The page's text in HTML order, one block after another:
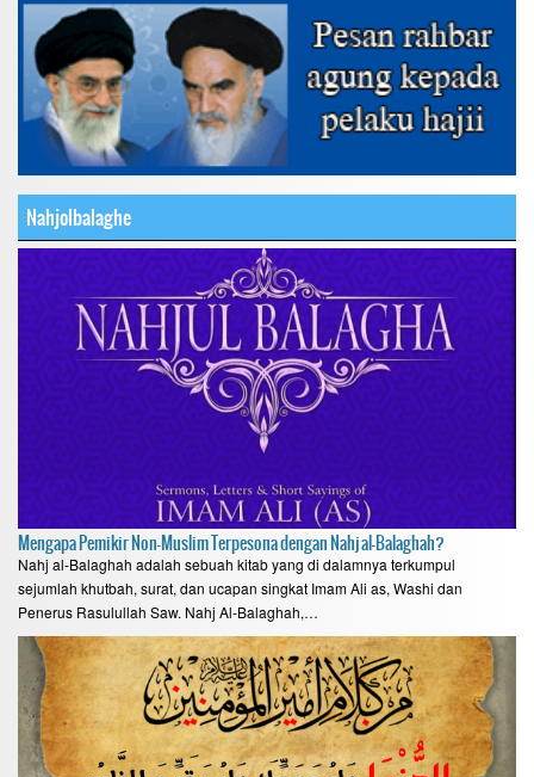
Nahjolbalaghe
Mengapa Pemikir Non-Muslim Terpesona dengan Nahj al-Balaghah?
Nahj al-Balaghah adalah sebuah kitab yang di dalamnya terkumpul
sejumlah khutbah, surat, dan ucapan singkat Imam Ali as, Washi dan
Penerus Rasulullah Saw. Nahj Al-Balaghah,…